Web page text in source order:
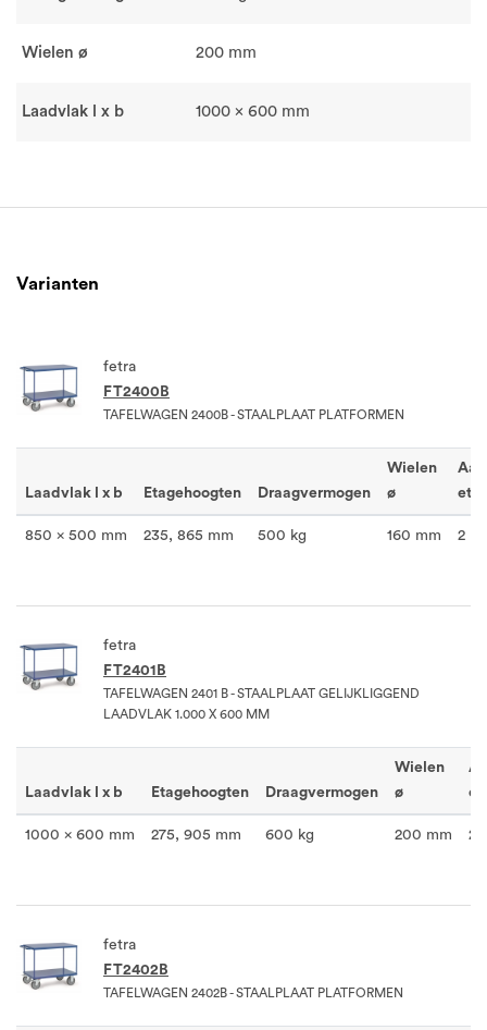
Wielen ø 200 mm
Laadvlak l x b 1000 x 600 mm
Varianten
fetra
FT2400B
TAFELWAGEN 2400B - STAALPLAAT PLATFORMEN
Laadvlak l x b Etagehoogten Draagvermogen
Wielen
ø
850 x 500 mm 235, 865 mm 500 kg 160 mm 2
fetra
FT2401B
TAFELWAGEN 2401 B - STAALPLAAT GELIJKLIGGEND
LAADVLAK 1.000 X 600 MM
Laadvlak l x b Etagehoogten Draagvermogen
Wielen
ø
1000 x 600 mm 275, 905 mm 600 kg 200 mm 2
fetra
FT2402B
TAFELWAGEN 2402B - STAALPLAAT PLATFORMEN